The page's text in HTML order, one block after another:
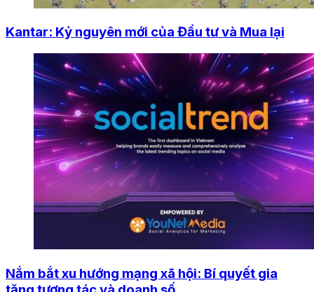
Kantar: Kỷ nguyên mới của Đầu tư và Mua lại
Nắm bắt xu hướng mạng xã hội: Bí quyết gia